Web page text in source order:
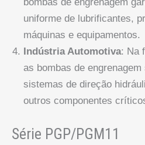
uniforme de lubrificantes,
máquinas e equipamentos.
Indústria Automotiva: Na
as bombas de
sistemas de direção
outros componentes
Série PGP/PGM11